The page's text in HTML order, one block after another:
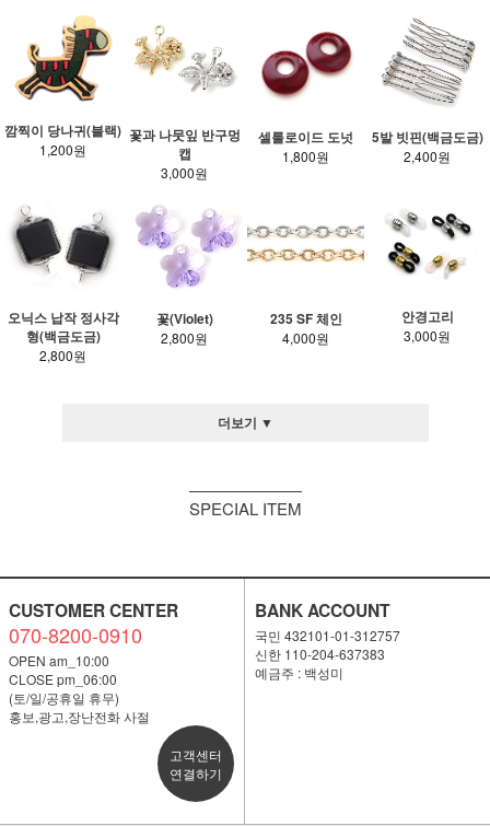
깜찍이 당나귀(블랙)
1,200원
꽃과 나뭇잎 반구멍
캡
3,000원
셀룰로이드 도넛
1,800원
5발 빗핀(백금도금)
2,400원
오닉스 납작 정사각
형(백금도금)
2,800원
꽃(Violet)
2,800원
235 SF 체인
4,000원
안경고리
3,000원
더보기 ▼
SPECIAL ITEM
CUSTOMER CENTER
070-8200-0910
OPEN am_10:00
CLOSE pm_06:00
(토/일/공휴일 휴무)
홍보,광고,장난전화 사절
고객센터
연결하기
BANK ACCOUNT
국민 432101-01-312757
신한 110-204-637383
예금주 : 백성미